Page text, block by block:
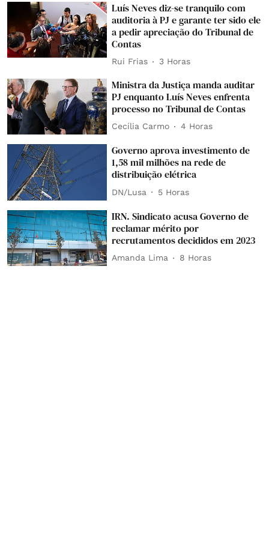
Luís Neves diz-se tranquilo com
auditoria à PJ e garante ter sido ele
a pedir apreciação do Tribunal de
Contas
Rui Frias 3 Horas
Ministra da Justiça manda auditar
PJ enquanto Luís Neves enfrenta
processo no Tribunal de Contas
Cecília Carmo 4 Horas
Governo aprova investimento de
1,58 mil milhões na rede de
distribuição elétrica
DN/Lusa 5 Horas
IRN. Sindicato acusa Governo de
reclamar mérito por
recrutamentos decididos em 2023
Amanda Lima 8 Horas